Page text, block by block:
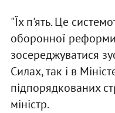
"Їх п'ять. Це
оборонної
зосереджуватися
Силах, так і в
підпорядкованих
міністр.